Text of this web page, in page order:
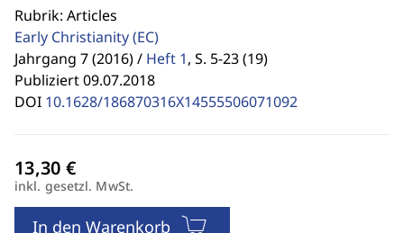
Rubrik: Articles
Early Christianity(EC)
Jahrgang 7 (2016) / Heft 1, S. 5-23 (19)
Publiziert 09.07.2018
DOI 10.1628/186870316X14555506071092
inkl. gesetzl. MwSt.
In den Warenkorb